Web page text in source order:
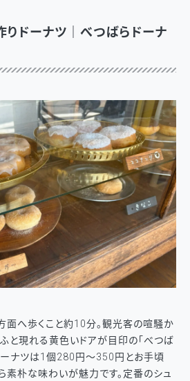
りドーナツ｜べつばらドーナ
へ歩くこと約10分。観光客の喧騒か
と現れる黄色いドアが目印の「べつば
ーナツは1個280円〜350円とお手頃
素朴な味わいが魅力です。定番のシュ